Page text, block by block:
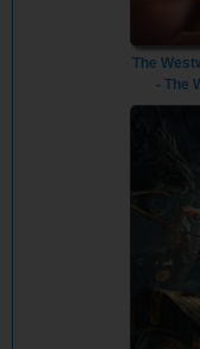
The
- The